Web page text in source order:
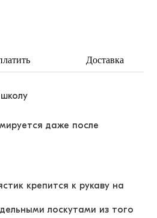
Доставка
даже после
крепится к рукаву на
лоскутами из того